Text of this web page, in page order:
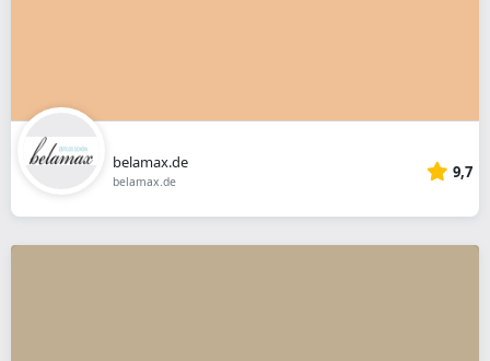
belamax.de
belamax.de 9,7